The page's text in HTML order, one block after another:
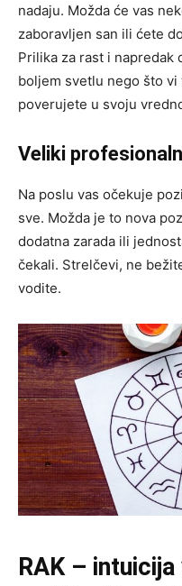
nadaju. Možda će vas
zaboravljen san ili ćete
Prilika za rast i napredak
boljem svetlu nego što
poverujete u svoju
Veliki
Na poslu vas očekuje
sve. Možda je to nova
dodatna zarada ili
čekali. Strelčevi, ne
vodite.
RAK –